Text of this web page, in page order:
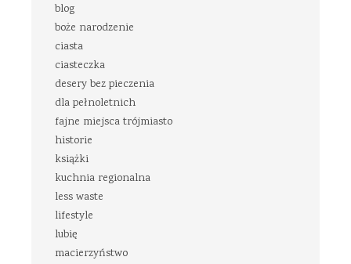
blog
boże narodzenie
ciasta
ciasteczka
desery bez pieczenia
dla pełnoletnich
fajne miejsca trójmiasto
historie
książki
kuchnia regionalna
less waste
lifestyle
lubię
macierzyństwo